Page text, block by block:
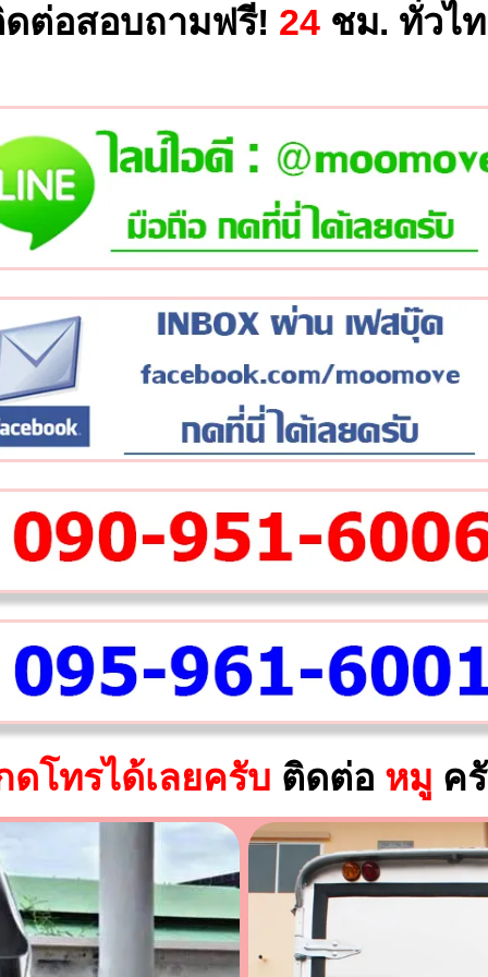
ต่อสอบถามฟรี! 24ชม. ทั่วไ
ดโทรได้เลยครับ ติดต่อ หมู ค